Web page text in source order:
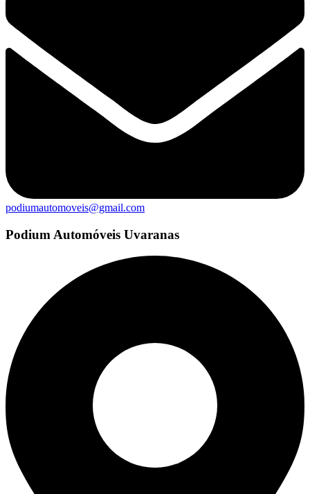
podiumautomoveis@gmail.com
Podium Automóveis Uvaranas